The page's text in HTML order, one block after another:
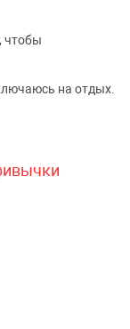
чтобы
на отдых.